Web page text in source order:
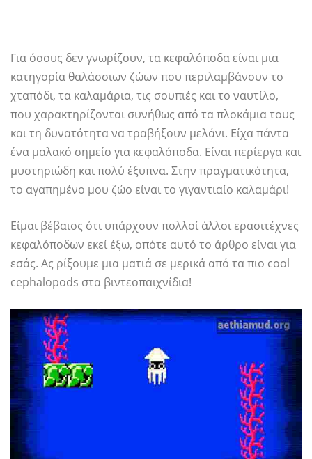
Για όσους δεν γνωρίζουν, τα κεφαλόποδα είναι μια
κατηγορία θαλάσσιων ζώων που περιλαμβάνουν το
χταπόδι, τα καλαμάρια, τις σουπιές και το ναυτίλο,
που χαρακτηρίζονται συνήθως από τα πλοκάμια τους
και τη δυνατότητα να τραβήξουν μελάνι. Είχα πάντα
ένα μαλακό σημείο για κεφαλόποδα. Είναι περίεργα και
μυστηριώδη και πολύ έξυπνα. Στην πραγματικότητα,
το αγαπημένο μου ζώο είναι το γιγαντιαίο καλαμάρι!
Είμαι βέβαιος ότι υπάρχουν πολλοί άλλοι ερασιτέχνες
κεφαλόποδων εκεί έξω, οπότε αυτό το άρθρο είναι για
εσάς. Ας ρίξουμε μια ματιά σε μερικά από τα πιο cool
cephalopods στα βιντεοπαιχνίδια!